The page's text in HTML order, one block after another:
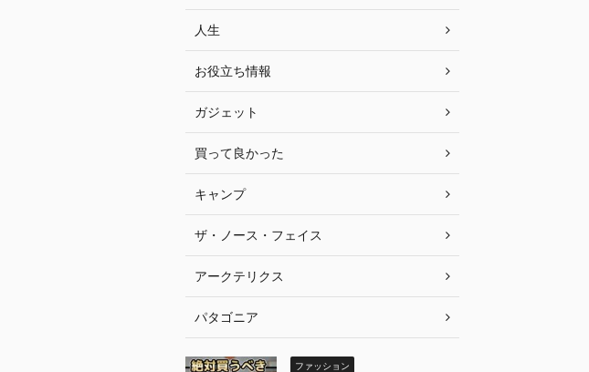
人生
お役立ち情報
ガジェット
買って良かった
キャンプ
ザ・ノース・フェイス
アークテリクス
パタゴニア
ファッション